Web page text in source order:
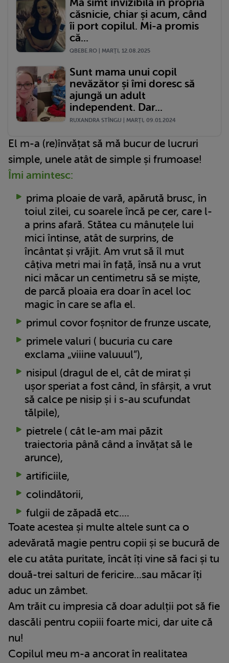
Mă simt invizibilă în propria
căsnicie, chiar și acum, când
îi port copilul. Mi-a promis
că...
QBEBE.RO | MARŢI, 12.08.2025
Sunt mama unui copil
nevăzător și îmi doresc să
ajungă un adult
independent. Dar...
RUXANDRA STÎNGU | MARŢI, 09.01.2024
El m-a (re)învățat să mă bucur de lucruri
simple, unele atât de simple și frumoase!
Îmi amintesc:
prima ploaie de vară, apărută brusc, în
toiul zilei, cu soarele încă pe cer, care l-
a prins afară. Stătea cu mânuțele lui
mici întinse, atât de surprins, de
încântat și vrăjit. Am vrut să îl mut
câțiva metri mai în față, însă nu a vrut
nici măcar un centimetru să se miște,
de parcă ploaia era doar în acel loc
magic în care se afla el.
primul covor foșnitor de frunze uscate,
primele valuri ( bucuria cu care
exclama „viiine valuuul”),
nisipul (dragul de el, cât de mirat și
ușor speriat a fost când, în sfârșit, a vrut
să calce pe nisip și i s-au scufundat
tălpile),
pietrele ( cât le-am mai păzit
traiectoria până când a învățat să le
arunce),
artificiile,
colindătorii,
fulgii de zăpadă etc....
Toate acestea și multe altele sunt ca o
adevărată magie pentru copii și se bucură de
ele cu atâta puritate, încât îți vine să faci și tu
două-trei salturi de fericire...sau măcar îți
aduc un zâmbet.
Am trăit cu impresia că doar adulții pot să fie
dascăli pentru copiii foarte mici, dar uite că
nu!
Copilul meu m-a ancorat în realitatea